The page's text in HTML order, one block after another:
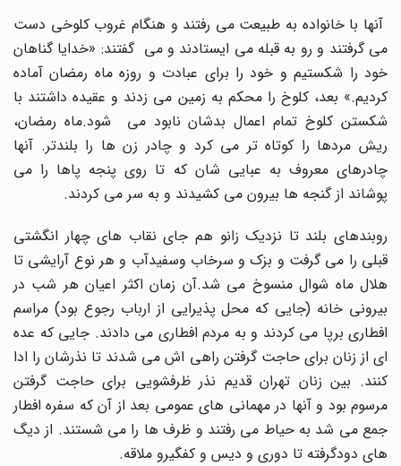
آنها با خانواده به طبیعت می رفتند و هنگام غروب کلوخی دست
می گرفتند و رو به قبله می ایستادند و می گفتند: «خدایا گناهان
خود را شکستیم و خود را برای عبادت و روزه ماه رمضان آماده
کردیم.» بعد، کلوخ را محکم به زمین می زدند و عقیده داشتند با
شکستن کلوخ تمام اعمال بدشان نابود می شود.ماه رمضان،
ریش مردها را کوتاه تر می کرد و چادر زن ها را بلندتر. آنها
چادرهای معروف به عبایی شان که تا روی پنجه پاها را می
پوشاند از گنجه ها بیرون می کشیدند و به سر می کردند.
روبندهای بلند تا نزدیک زانو هم جای نقاب های چهار انگشتی
قبلی را می گرفت و بزک و سرخاب وسفیدآب و هر نوع آرایشی تا
هلال ماه شوال منسوخ می شد.آن زمان اکثر اعیان هر شب در
بیرونی خانه (جایی که محل پذیرایی از ارباب رجوع بود) مراسم
افطاری برپا می کردند و به مردم افطاری می دادند. جایی که عده
ای از زنان برای حاجت گرفتن راهی اش می شدند تا نذرشان را ادا
کنند. بین زنان تهران قدیم نذر ظرفشویی برای حاجت گرفتن
مرسوم بود و آنها در مهمانی های عمومی بعد از آن که سفره افطار
جمع می شد به حیاط می رفتند و ظرف ها را می شستند. از دیگ
های دودگرفته تا دوری و دیس و کفگیرو ملاقه.